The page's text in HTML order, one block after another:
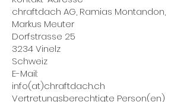
chraftdach AG, Ramias Montandon,
Markus Meuter
Dorfstrasse 25
3234 Vinelz
Schweiz
E-Mail:
info(at)chraftdach.ch
Vertretungsberechtigte Person(en)